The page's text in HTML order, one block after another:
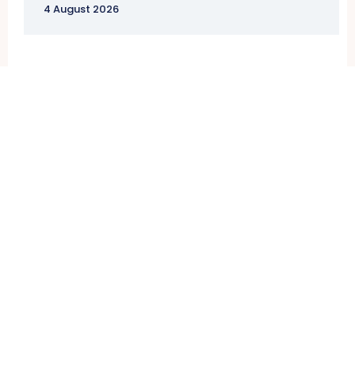
4 August 2026